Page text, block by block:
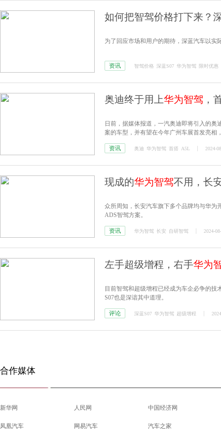
如何把智驾价格打下来？
为了回应市场和用户的期待，深蓝汽车以
资讯 智驾价格 深蓝S07 华为智驾 限时优惠
奥迪终于用上华为智驾 ，
日前，据媒体报道，一汽奥迪即将引入的
案的车型，并有望在今年广州车展首发亮相
资讯 奥迪 华为智驾 首搭 A5L 2024-
现成的华为智驾不用，长
众所周知，长安汽车旗下多个品牌均与华为
ADS智驾方案。
资讯 华为智驾 长安 自研智驾 2024-
左手超级增程，右手华为
目前智驾和超级增程已经成为车企必争的
S07也是深谙其中道理。
评论 深蓝S07 华为智驾 超级增程
合作媒体
新华网 人民网 中国经济网
凤凰汽车 网易汽车 汽车之家